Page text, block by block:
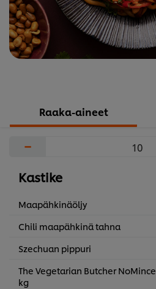
Raaka-aineet
−
Kastike
Maapähkinäöljy
Chili maapähkinä tahna
Szechuan pippuri
The Vegetarian Butcher
kg